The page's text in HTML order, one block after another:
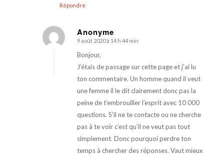
Répondre
Anonyme
dit
9 août 2020 à 14 h 44 min
Bonjour,
J’étais de passage sur cette page et j’ai lu
ton commentaire. Un homme quand il veut
une femme il le dit clairement donc pas la
peine de t’embrouiller l’esprit avec 10 000
questions. S’il ne te contacte ou ne cherche
pas à te voir c’est qu’il ne veut pas tout
simplement. Donc pourquoi perdre ton
temps à chercher des réponses. Vaut mieux